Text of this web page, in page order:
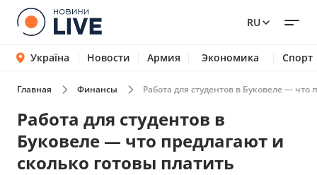
RU
Україна Новости Армия Экономика Спорт
Главная Финансы Работа для студентов в Буковеле — что
Работа для студентов в
Буковеле — что предлагают и
сколько готовы платить